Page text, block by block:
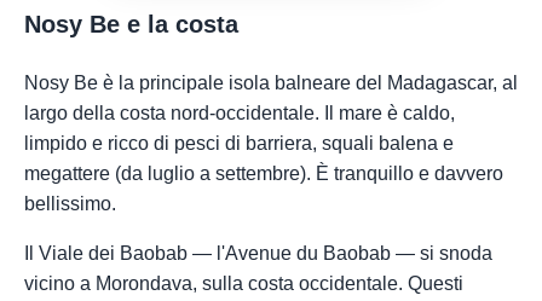
Nosy Be e la costa
Nosy Be è la principale isola balneare del Madagascar, al
largo della costa nord-occidentale. Il mare è caldo,
limpido e ricco di pesci di barriera, squali balena e
megattere (da luglio a settembre). È tranquillo e davvero
bellissimo.
Il Viale dei Baobab — l'Avenue du Baobab — si snoda
vicino a Morondava, sulla costa occidentale. Questi